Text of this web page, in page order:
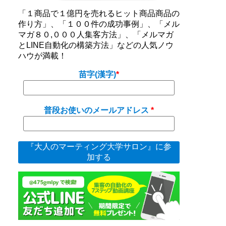
「１商品で１億円を売れるヒット商品商品の
作り方」、「１００件の成功事例」、「メル
マガ８０,０００人集客方法」、「メルマガ
とLINE自動化の構築方法」などの人気ノウ
ハウが満載！
苗字(漢字)
普段お使いのメールアドレス
『大人のマーティング大学サロン』に参
加する